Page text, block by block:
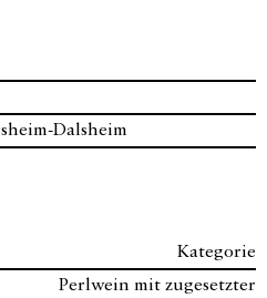
Dalsheim
Kategorie
Perlwein mit zugesetzter